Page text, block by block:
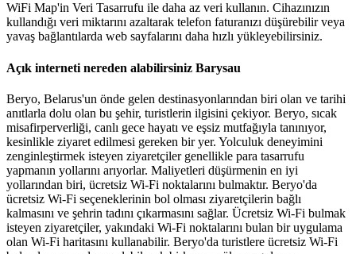
WiFi Map'in Veri Tasarrufu ile daha az veri kullanın. Cihazınızın
kullandığı veri miktarını azaltarak telefon faturanızı düşürebilir veya
yavaş bağlantılarda web sayfalarını daha hızlı yükleyebilirsiniz.
Açık interneti nereden alabilirsiniz Barysau
Beryo, Belarus'un önde gelen destinasyonlarından biri olan ve tarihi
anıtlarla dolu olan bu şehir, turistlerin ilgisini çekiyor. Beryo, sıcak
misafirperverliği, canlı gece hayatı ve eşsiz mutfağıyla tanınıyor,
kesinlikle ziyaret edilmesi gereken bir yer. Yolculuk deneyimini
zenginleştirmek isteyen ziyaretçiler genellikle para tasarrufu
yapmanın yollarını arıyorlar. Maliyetleri düşürmenin en iyi
yollarından biri, ücretsiz Wi-Fi noktalarını bulmaktır. Beryo'da
ücretsiz Wi-Fi seçeneklerinin bol olması ziyaretçilerin bağlı
kalmasını ve şehrin tadını çıkarmasını sağlar. Ücretsiz Wi-Fi bulmak
isteyen ziyaretçiler, yakındaki Wi-Fi noktalarını bulan bir uygulama
olan Wi-Fi haritasını kullanabilir. Beryo'da turistlere ücretsiz Wi-Fi